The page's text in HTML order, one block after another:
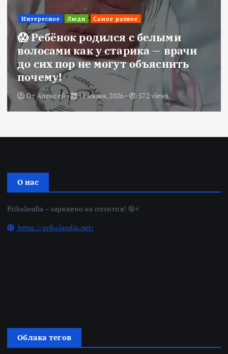
Интересное Люди Самое разное
😱 Ребёнок родился с белыми
волосами как у старика — врачи
до сих пор не могут объяснить
почему!
ОтАлексей 11 июня, 2026 572 views
О нас
Prikolandia – заряжено на позитив! 🤪⚡
https://prikolandia.net/
Облака тегов